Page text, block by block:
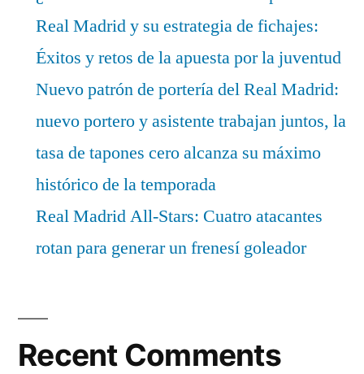
Real Madrid y su estrategia de fichajes:
Éxitos y retos de la apuesta por la juventud
Nuevo patrón de portería del Real Madrid:
nuevo portero y asistente trabajan juntos, la
tasa de tapones cero alcanza su máximo
histórico de la temporada
Real Madrid All-Stars: Cuatro atacantes
rotan para generar un frenesí goleador
Recent Comments